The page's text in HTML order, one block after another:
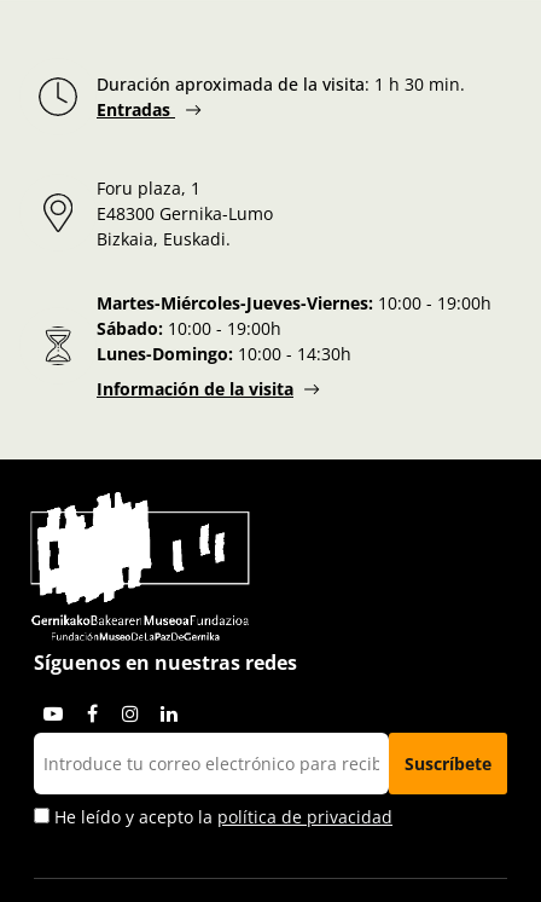
Duración aproximada de la visita: 1 h 30 min.
Entradas
Foru plaza, 1
E48300 Gernika-Lumo
Bizkaia, Euskadi.
Martes-Miércoles-Jueves-Viernes: 10:00 - 19:00h
Sábado: 10:00 - 19:00h
Lunes-Domingo: 10:00 - 14:30h
Información de la visita
Síguenos en nuestras redes
He leído y acepto la política de privacidad